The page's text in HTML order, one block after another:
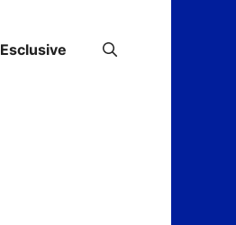
Esclusive